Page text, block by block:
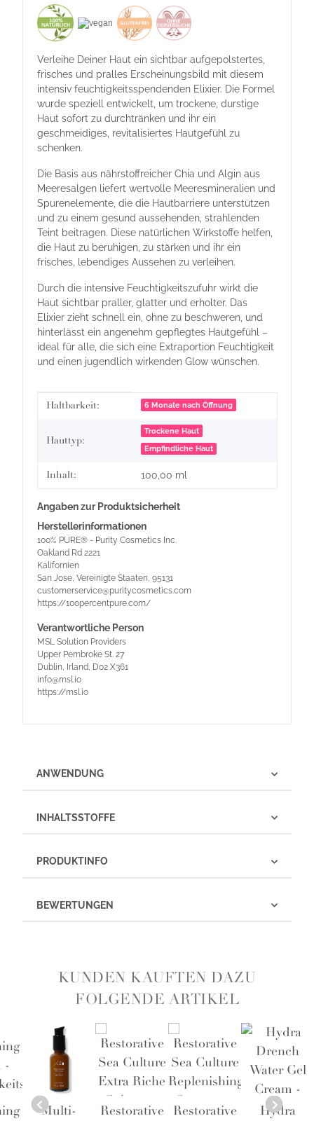
Verleihe Deiner Haut ein sichtbar aufgepolstertes,
frisches und pralles Erscheinungsbild mit diesem
intensiv feuchtigkeitsspendenden Elixier. Die Formel
wurde speziell entwickelt, um trockene, durstige
Haut sofort zu durchtränken und ihr ein
geschmeidiges, revitalisiertes Hautgefühl zu
schenken.
Die Basis aus nährstoffreicher Chia und Algin aus
Meeresalgen liefert wertvolle Meeresmineralien und
Spurenelemente, die die Hautbarriere unterstützen
und zu einem gesund aussehenden, strahlenden
Teint beitragen. Diese natürlichen Wirkstoffe helfen,
die Haut zu beruhigen, zu stärken und ihr ein
frisches, lebendiges Aussehen zu verleihen.
Durch die intensive Feuchtigkeitszufuhr wirkt die
Haut sichtbar praller, glatter und erholter. Das
Elixier zieht schnell ein, ohne zu beschweren, und
hinterlässt ein angenehm gepflegtes Hautgefühl –
ideal für alle, die sich eine Extraportion Feuchtigkeit
und einen jugendlich wirkenden Glow wünschen.
Produkteigenschaft
Wert
Haltbarkeit: 6 Monate nach Öffnung
Hauttyp:
Trockene Haut
Empfindliche Haut
Inhalt: 100,00 ml
Angaben zur Produktsicherheit
Herstellerinformationen
100% PURE® - Purity Cosmetics Inc.
Oakland Rd 2221
Kalifornien
San Jose, Vereinigte Staaten, 95131
customerservice@puritycosmetics.com
https://100percentpure.com/
Verantwortliche Person
MSL Solution Providers
Upper Pembroke St. 27
Dublin, Irland, D02 X361
info@msl.io
https://msl.io
ANWENDUNG
INHALTSSTOFFE
PRODUKTINFO
BEWERTUNGEN
KUNDEN KAUFTEN DAZU
FOLGENDE ARTIKEL
Multi-
Restorative
Restorative
Hydra